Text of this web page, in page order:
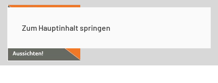
Zum Hauptinhalt springen